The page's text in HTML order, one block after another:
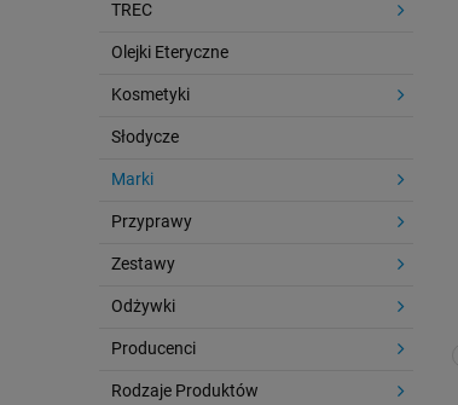
TREC
Olejki Eteryczne
Kosmetyki
Słodycze
Marki
Przyprawy
Zestawy
Odżywki
Producenci
Rodzaje Produktów